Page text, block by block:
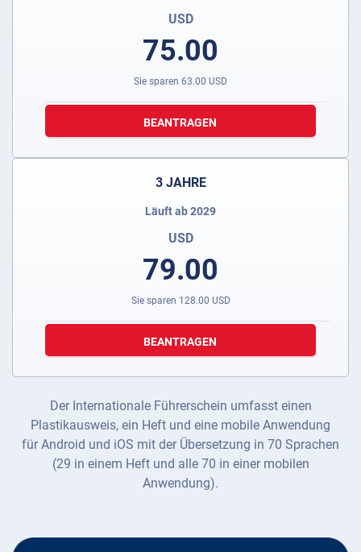
USD
75.00
Sie sparen 63.00 USD
BEANTRAGEN
3 JAHRE
Läuft ab 2029
USD
79.00
Sie sparen 128.00 USD
BEANTRAGEN
Der Internationale Führerschein umfasst einen
Plastikausweis, ein Heft und eine mobile Anwendung
für Android und iOS mit der Übersetzung in 70 Sprachen
(29 in einem Heft und alle 70 in einer mobilen
Anwendung).